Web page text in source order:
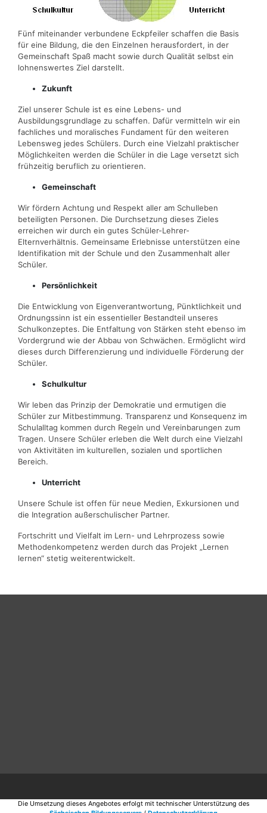
Fünf miteinander verbundene Eckpfeiler schaffen die Basis
für eine Bildung, die den Einzelnen herausfordert, in der
Gemeinschaft Spaß macht sowie durch Qualität selbst ein
lohnenswertes Ziel darstellt.
Zukunft
Ziel unserer Schule ist es eine Lebens- und
Ausbildungsgrundlage zu schaffen. Dafür vermitteln wir ein
fachliches und moralisches Fundament für den weiteren
Lebensweg jedes Schülers. Durch eine Vielzahl praktischer
Möglichkeiten werden die Schüler in die Lage versetzt sich
frühzeitig beruflich zu orientieren.
Gemeinschaft
Wir fördern Achtung und Respekt aller am Schulleben
beteiligten Personen. Die Durchsetzung dieses Zieles
erreichen wir durch ein gutes Schüler-Lehrer-
Elternverhältnis. Gemeinsame Erlebnisse unterstützen eine
Identifikation mit der Schule und den Zusammenhalt aller
Schüler.
Persönlichkeit
Die Entwicklung von Eigenverantwortung, Pünktlichkeit und
Ordnungssinn ist ein essentieller Bestandteil unseres
Schulkonzeptes. Die Entfaltung von Stärken steht ebenso im
Vordergrund wie der Abbau von Schwächen. Ermöglicht wird
dieses durch Differenzierung und individuelle Förderung der
Schüler.
Schulkultur
Wir leben das Prinzip der Demokratie und ermutigen die
Schüler zur Mitbestimmung. Transparenz und Konsequenz im
Schulalltag kommen durch Regeln und Vereinbarungen zum
Tragen. Unsere Schüler erleben die Welt durch eine Vielzahl
von Aktivitäten im kulturellen, sozialen und sportlichen
Bereich.
Unterricht
Unsere Schule ist offen für neue Medien, Exkursionen und
die Integration außerschulischer Partner.
Fortschritt und Vielfalt im Lern- und Lehrprozess sowie
Methodenkompetenz werden durch das Projekt „Lernen
lernen“ stetig weiterentwickelt.
Die Umsetzung dieses Angebotes erfolgt mit technischer Unterstützung des